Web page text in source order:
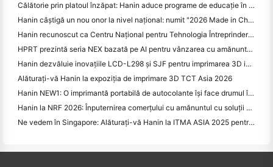
Călătorie prin platoul înzăpat: Hanin aduce programe de educație în fotografie copiilor din Qamdo
Hanin câștigă un nou onor la nivel național: numit "2026 Made in China · Brand de încredere de către consumatori"
Hanin recunoscut ca Centru Național pentru Tehnologia Întreprinderilor pentru Leadership în Inovare
HPRT prezintă seria NEX bazată pe AI pentru vânzarea cu amănuntul inteligentă la CHINASHOP 2026
Hanin dezvăluie inovațiile LCD-L298 și SJF pentru imprimarea 3D industrială la TCT Asia 2026
Alăturați-vă Hanin la expoziția de imprimare 3D TCT Asia 2026
Hanin NEW1: O imprimantă portabilă de autocolante își face drumul în magazinele LOFT din Japonia
Hanin la NRF 2026: Înputernirea comerțului cu amănuntul cu soluții de tipărire inteligente cu scenarii complete
Ne vedem în Singapore: Alăturați-vă Hanin la ITMA ASIA 2025 pentru a fi martori la cea mai recentă tehnologie de imprimare digitală